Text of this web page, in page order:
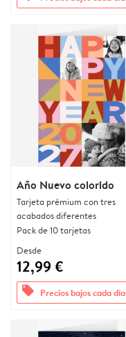
Año Nuevo colorido
Tarjeta prémium con tres
acabados diferentes
Pack de 10 tarjetas
Desde
12,99 €
offers Precios bajos cada día